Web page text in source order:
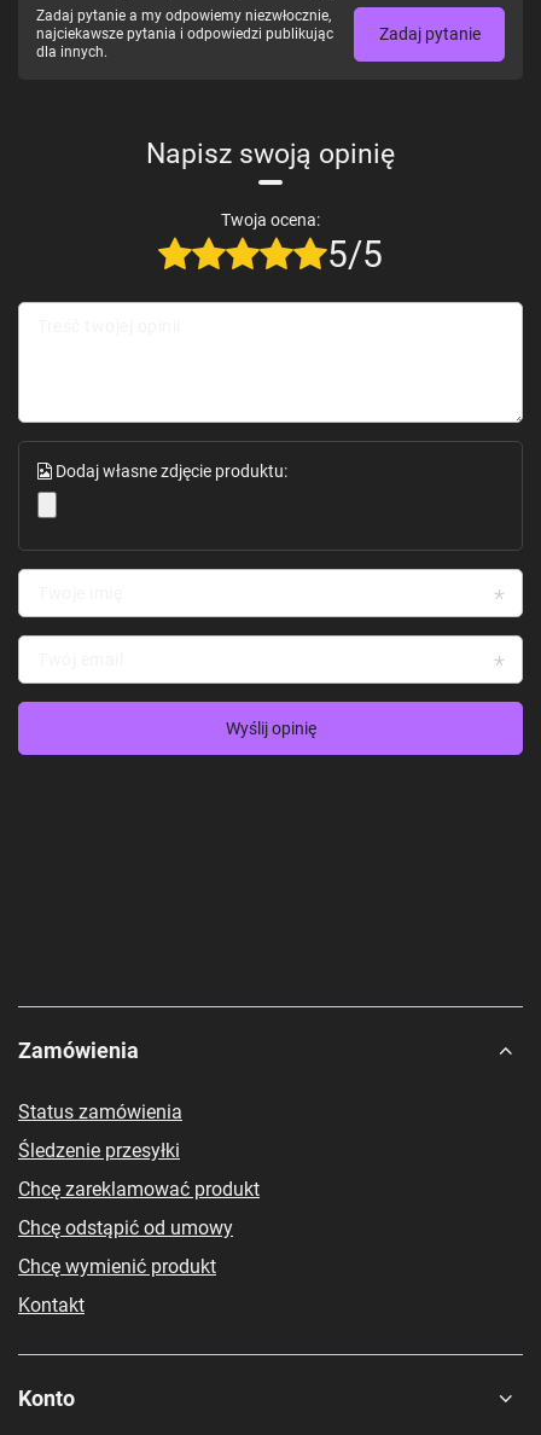
Zadaj pytanie a my odpowiemy niezwłocznie,
najciekawsze pytania i odpowiedzi publikując
dla innych.
Zadaj pytanie
Napisz swoją opinię
Twoja ocena:
5/5
Dodaj własne zdjęcie produktu:
Wyślij opinię
Zamówienia
Status zamówienia
Śledzenie przesyłki
Chcę zareklamować produkt
Chcę odstąpić od umowy
Chcę wymienić produkt
Kontakt
Konto